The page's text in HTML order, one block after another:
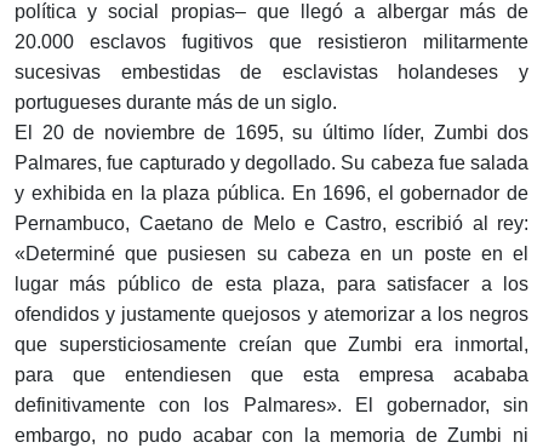
política y social propias– que llegó a albergar más de
20.000 esclavos fugitivos que resistieron militarmente
sucesivas embestidas de esclavistas holandeses y
portugueses durante más de un siglo.
El 20 de noviembre de 1695, su último líder, Zumbi dos
Palmares, fue capturado y degollado. Su cabeza fue salada
y exhibida en la plaza pública. En 1696, el gobernador de
Pernambuco, Caetano de Melo e Castro, escribió al rey:
«Determiné que pusiesen su cabeza en un poste en el
lugar más público de esta plaza, para satisfacer a los
ofendidos y justamente quejosos y atemorizar a los negros
que supersticiosamente creían que Zumbi era inmortal,
para que entendiesen que esta empresa acababa
definitivamente con los Palmares». El gobernador, sin
embargo, no pudo acabar con la memoria de Zumbi ni